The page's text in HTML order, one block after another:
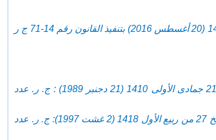
-(نسخت أحكامه بالمادة السادسة من الظهير الشريف رقم 109-16-1 صادر في 16 من ذي القعدة 1437 (20 أغسطس 2016) بتنفيذ القانون رقم 14-71 ج ر
- (غير وتمم بالفصل 3 من القانون رقم 89-06 الصادر بتنفيذه الظهير الشريف رقم 205-89-1 بتاريخ 21 جمادى الأولى 1410 (21 دجنبر 1989) : ج. ر. عدد
- (وغير وتمم بالفصل الأول من القانون رقم97-19 الصادر بتنفيذه الظهير الشريف رقم 167-97-1 بتاريخ 27 من ربيع الأول 1418 (2 غشت 1997): ج. ر. عدد